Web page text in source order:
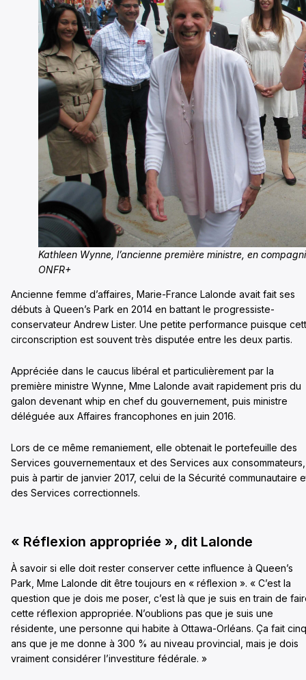
Kathleen Wynne, l’ancienne première ministre, en
ONFR+
Ancienne femme d’affaires, Marie-France Lalonde avait fait ses
débuts à Queen’s Park en 2014 en battant le progressiste-
conservateur Andrew Lister. Une petite performance puisque
circonscription est souvent très disputée entre les deux partis.
Appréciée dans le caucus libéral et particulièrement par la
première ministre Wynne, Mme Lalonde avait rapidement pris du
galon devenant whip en chef du gouvernement, puis ministre
déléguée aux Affaires francophones en juin 2016.
Lors de ce même remaniement, elle obtenait le portefeuille des
Services gouvernementaux et des Services aux consommateurs,
puis à partir de janvier 2017, celui de la Sécurité communautaire
des Services correctionnels.
« Réflexion appropriée », dit Lalonde
À savoir si elle doit rester conserver cette influence à Queen’s
Park, Mme Lalonde dit être toujours en « réflexion ». « C’est la
question que je dois me poser, c’est là que je suis en train de
cette réflexion appropriée. N’oublions pas que je suis une
résidente, une personne qui habite à Ottawa-Orléans. Ça fait cinq
ans que je me donne à 300 % au niveau provincial, mais je dois
vraiment considérer l’investiture fédérale. »